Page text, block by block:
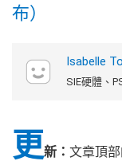
布）
Isabelle
SIE硬體、
更新： 文章頂